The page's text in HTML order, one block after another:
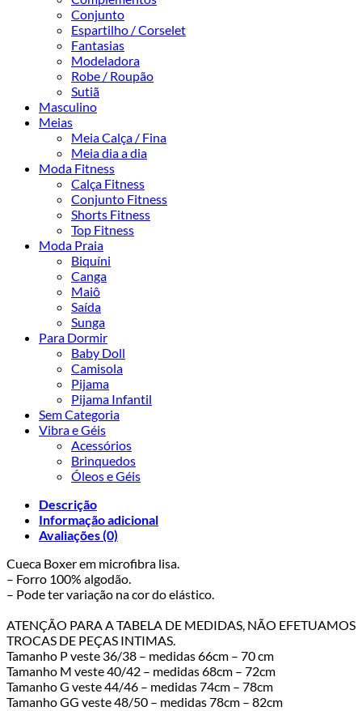
Conjunto
Espartilho / Corselet
Fantasias
Modeladora
Robe / Roupão
Sutiã
Masculino
Meias
Meia Calça / Fina
Meia dia a dia
Moda Fitness
Calça Fitness
Conjunto Fitness
Shorts Fitness
Top Fitness
Moda Praia
Biquíni
Canga
Maiô
Saída
Sunga
Para Dormir
Baby Doll
Camisola
Pijama
Pijama Infantil
Sem Categoria
Vibra e Géis
Acessórios
Brinquedos
Óleos e Géis
Descrição
Informação adicional
Avaliações (0)
Cueca Boxer em microfibra lisa.
– Forro 100% algodão.
– Pode ter variação na cor do elástico.
ATENÇÃO PARA A TABELA DE MEDIDAS, NÃO EFETUAMOS
TROCAS DE PEÇAS INTIMAS.
Tamanho P veste 36/38 – medidas 66cm – 70 cm
Tamanho M veste 40/42 – medidas 68cm – 72cm
Tamanho G veste 44/46 – medidas 74cm – 78cm
Tamanho GG veste 48/50 – medidas 78cm – 82cm